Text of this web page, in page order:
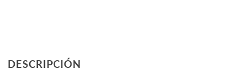
DESCRIPCIÓN